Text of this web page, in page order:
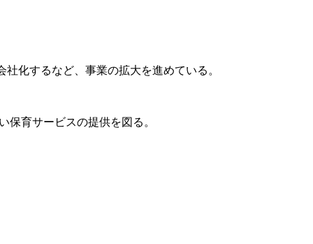
化するなど、事業の拡大を進めている。
育サービスの提供を図る。